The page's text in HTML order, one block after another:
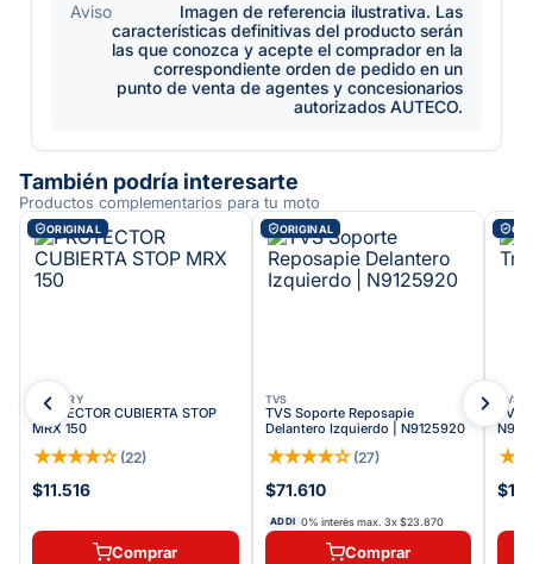
Aviso
Imagen de referencia ilustrativa. Las
características definitivas del producto serán
las que conozca y acepte el comprador en la
correspondiente orden de pedido en un
punto de venta de agentes y concesionarios
autorizados AUTECO.
También podría interesarte
Productos complementarios para tu moto
ORIGINAL
VICTORY
PROTECTOR CUBIERTA STOP
MRX 150
★★★★☆ (22)
$11.516
Comprar
ORIGINAL
TVS
TVS Soporte Reposapie
Delantero Izquierdo | N9125920
★★★★☆ (27)
$71.610
ADDI 0% interés max. 3x$23.870
Comprar
TVS
TVS
★